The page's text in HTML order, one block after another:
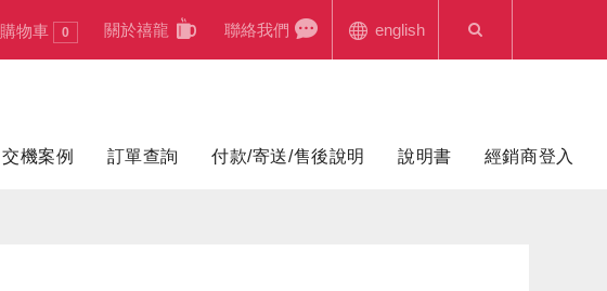
購物車 0 關於禧龍 聯絡我們 english
交機案例 訂單查詢 付款/寄送/售後說明 說明書 經銷商登入